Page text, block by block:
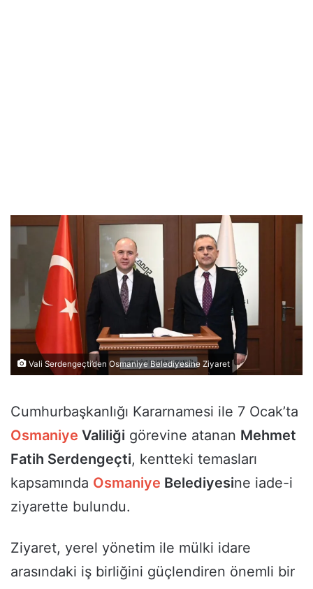
Vali Serdengeçti’den Osmaniye Belediyesine Ziyaret
Cumhurbaşkanlığı Kararnamesi ile 7 Ocak’ta
Osmaniye Valiliği görevine atanan Mehmet
Fatih Serdengeçti, kentteki temasları
kapsamında Osmaniye Belediyesine iade-i
ziyarette bulundu.
Ziyaret, yerel yönetim ile mülki idare
arasındaki iş birliğini güçlendiren önemli bir